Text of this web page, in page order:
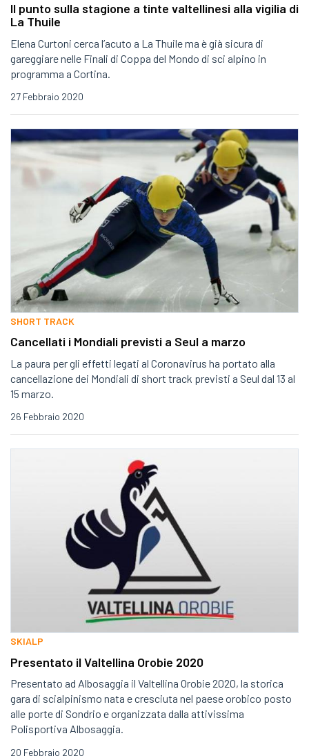
Il punto sulla stagione a tinte valtellinesi alla vigilia di
La Thuile
Elena Curtoni cerca l’acuto a La Thuile ma è già sicura di
gareggiare nelle Finali di Coppa del Mondo di sci alpino in
programma a Cortina.
27 Febbraio 2020
SHORT TRACK
Cancellati i Mondiali previsti a Seul a marzo
La paura per gli effetti legati al Coronavirus ha portato alla
cancellazione dei Mondiali di short track previsti a Seul dal 13 al
15 marzo.
26 Febbraio 2020
SKIALP
Presentato il Valtellina Orobie 2020
Presentato ad Albosaggia il Valtellina Orobie 2020, la storica
gara di scialpinismo nata e cresciuta nel paese orobico posto
alle porte di Sondrio e organizzata dalla attivissima
Polisportiva Albosaggia.
20 Febbraio 2020